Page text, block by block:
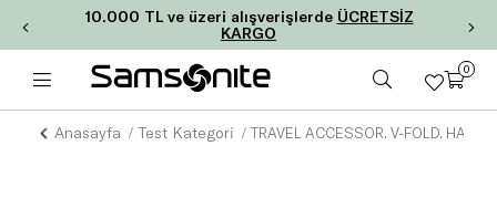
10.000 TL ve üzeri alışverişlerde ÜCRETSİZ
KARGO
0
Anasayfa Test Kategori TRAVEL ACCESSOR. V-FOLD. HANG.